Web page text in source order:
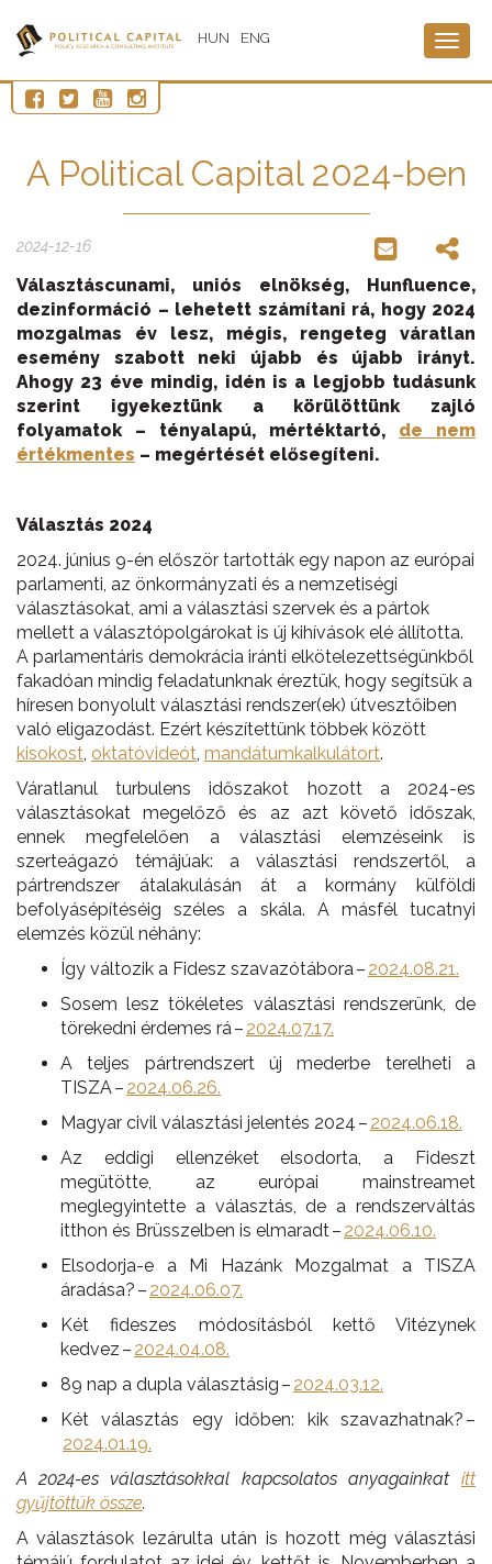
HUN ENG
A Political Capital 2024-ben
2024-12-16
Választáscunami, uniós elnökség, Hunfluence,
dezinformáció – lehetett számítani rá, hogy 2024
mozgalmas év lesz, mégis, rengeteg váratlan
esemény szabott neki újabb és újabb irányt.
Ahogy 23 éve mindig, idén is a legjobb tudásunk
szerint igyekeztünk a körülöttünk zajló
folyamatok – tényalapú, mértéktartó, de nem
értékmentes – megértését elősegíteni.
Választás 2024
2024. június 9-én először tartották egy napon az európai
parlamenti, az önkormányzati és a nemzetiségi
választásokat, ami a választási szervek és a pártok
mellett a választópolgárokat is új kihívások elé állította.
A parlamentáris demokrácia iránti elkötelezettségünkből
fakadóan mindig feladatunknak éreztük, hogy segítsük a
híresen bonyolult választási rendszer(ek) útvesztőiben
való eligazodást. Ezért készítettünk többek között
kisokost, oktatóvideót, mandátumkalkulátort.
Váratlanul turbulens időszakot hozott a 2024-es
választásokat megelőző és az azt követő időszak,
ennek megfelelően a választási elemzéseink is
szerteágazó témájúak: a választási rendszertől, a
pártrendszer átalakulásán át a kormány külföldi
befolyásépítéséig széles a skála. A másfél tucatnyi
elemzés közül néhány:
Így változik a Fidesz szavazótábora – 2024.08.21.
Sosem lesz tökéletes választási rendszerünk, de
törekedni érdemes rá – 2024.07.17.
A teljes pártrendszert új mederbe terelheti a
TISZA – 2024.06.26.
Magyar civil választási jelentés 2024 – 2024.06.18.
Az eddigi ellenzéket elsodorta, a Fideszt
megütötte, az európai mainstreamet
meglegyintette a választás, de a rendszerváltás
itthon és Brüsszelben is elmaradt – 2024.06.10.
Elsodorja-e a Mi Hazánk Mozgalmat a TISZA
áradása? – 2024.06.07.
Két fideszes módosításból kettő Vitézynek
kedvez – 2024.04.08.
89 nap a dupla választásig – 2024.03.12.
Két választás egy időben: kik szavazhatnak? –
2024.01.19.
A 2024-es választásokkal kapcsolatos anyagainkat itt
gyűjtöttük össze.
A választások lezárulta után is hozott még választási